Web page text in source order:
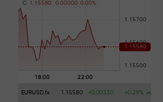
C 1 . 1 5580 0 .00000 0 .00%
EURUSD.fx 1.15580 +0.00330 +0.29%